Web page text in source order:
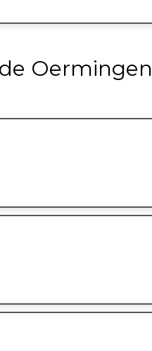
Oermingen